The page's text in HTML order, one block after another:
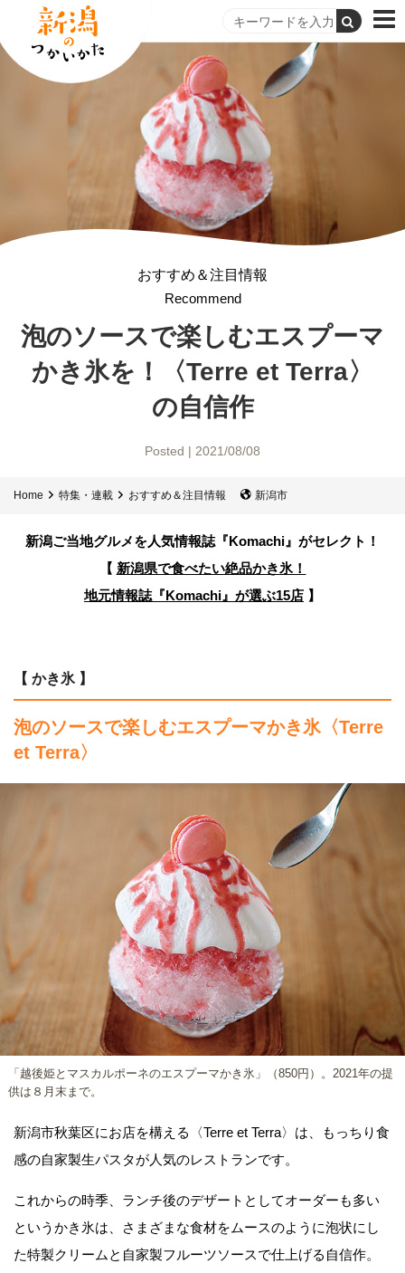
おすすめ＆注目情報
Recommend
泡のソースで楽しむエスプーマ
かき氷を！〈Terre et Terra〉
の自信作
Posted | 2021/08/08
Home 特集・連載 おすすめ＆注目情報 新潟市
新潟ご当地グルメを人気情報誌 『Komachi』がセレクト！
【 新潟県で食べたい絶品かき氷！
地元情報誌『Komachi』が選ぶ15店 】
【 かき氷 】
泡のソースで楽しむエスプーマかき氷〈Terre
et Terra〉
「越後姫とマスカルポーネのエスプーマかき氷」（850円）。2021年の提
供は８月末まで。
新潟市秋葉区にお店を構える〈Terre et Terra〉は、もっちり食
感の自家製生パスタが人気のレストランです。
これからの時季、ランチ後のデザートとしてオーダーも多い
というかき氷は、さまざまな食材をムースのように泡状にし
た特製クリームと自家製フルーツソースで仕上げる自信作。